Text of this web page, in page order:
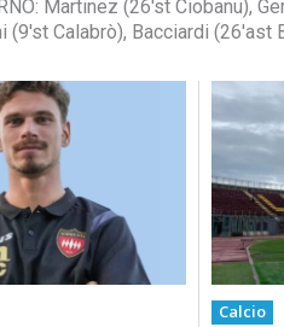
(9'st Calabrò), Bacciardi (26'ast
Calcio